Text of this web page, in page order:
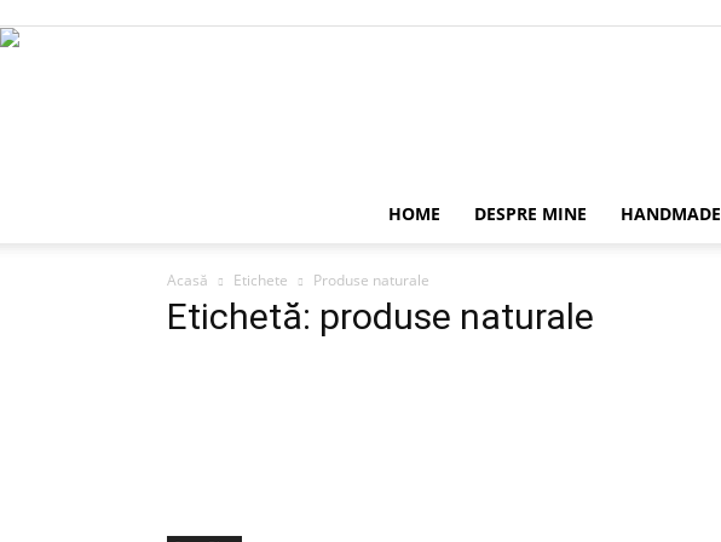
HOME DESPRE MINE HANDMADE
Acasă Etichete Produse naturale
Etichetă: produse naturale